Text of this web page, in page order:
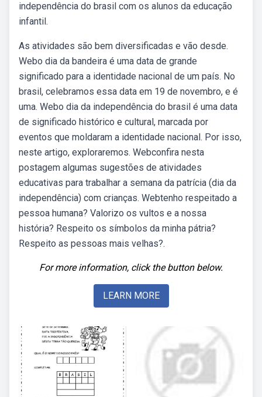
independência do brasil com os alunos da educação
infantil.
As atividades são bem diversificadas e vão desde.
Webo dia da bandeira é uma data de grande
significado para a identidade nacional de um país. No
brasil, celebramos essa data em 19 de novembro, e é
uma. Webo dia da independência do brasil é uma data
de significado histórico e cultural, marcada por
eventos que moldaram a identidade nacional. Por isso,
neste artigo, exploraremos. Webconfira nesta
postagem algumas sugestões de atividades
educativas para trabalhar a semana da patrícia (dia da
independência) com crianças. Webtenho respeitado a
pessoa humana? Valorizo os vultos e a nossa
história? Respeito os símbolos da minha pátria?
Respeito as pessoas mais velhas?.
For more information, click the button below.
LEARN MORE